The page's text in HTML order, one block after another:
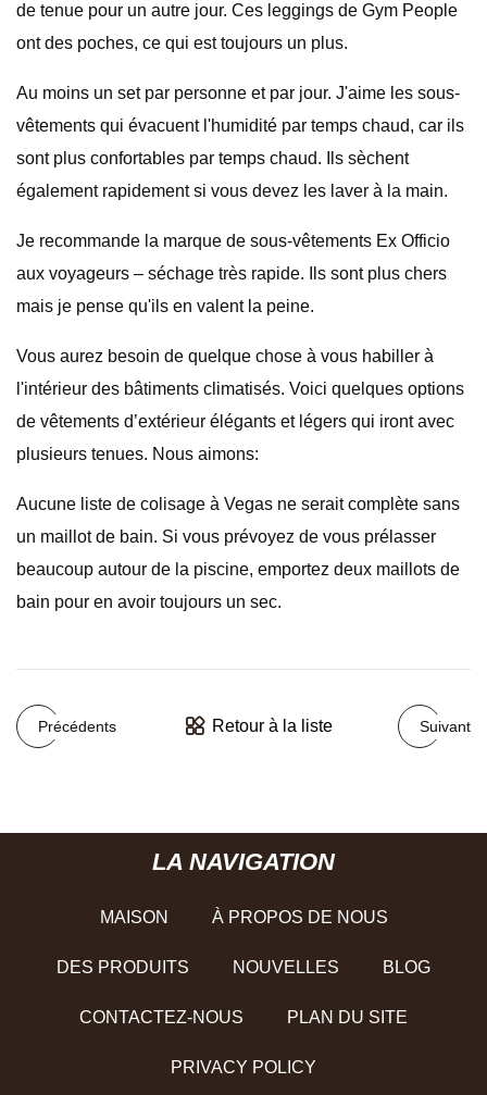
de tenue pour un autre jour. Ces leggings de Gym People
ont des poches, ce qui est toujours un plus.
Au moins un set par personne et par jour. J'aime les sous-
vêtements qui évacuent l'humidité par temps chaud, car ils
sont plus confortables par temps chaud. Ils sèchent
également rapidement si vous devez les laver à la main.
Je recommande la marque de sous-vêtements Ex Officio
aux voyageurs – séchage très rapide. Ils sont plus chers
mais je pense qu'ils en valent la peine.
Vous aurez besoin de quelque chose à vous habiller à
l'intérieur des bâtiments climatisés. Voici quelques options
de vêtements d’extérieur élégants et légers qui iront avec
plusieurs tenues. Nous aimons:
Aucune liste de colisage à Vegas ne serait complète sans
un maillot de bain. Si vous prévoyez de vous prélasser
beaucoup autour de la piscine, emportez deux maillots de
bain pour en avoir toujours un sec.
Précédents Retour à la liste Suivant
LA NAVIGATION
MAISON À PROPOS DE NOUS
DES PRODUITS NOUVELLES BLOG
CONTACTEZ-NOUS PLAN DU SITE
PRIVACY POLICY